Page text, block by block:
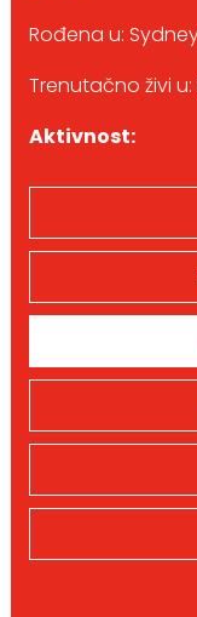
Rođena u:
Trenutačno živi
Aktivnost: